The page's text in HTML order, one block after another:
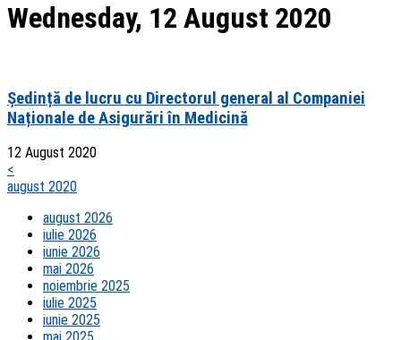
Wednesday, 12 August 2020
Ședință de lucru cu Directorul general al Companiei
Naționale de Asigurări în Medicină
12 August 2020
<
august 2020
august 2026
iulie 2026
iunie 2026
mai 2026
noiembrie 2025
iulie 2025
iunie 2025